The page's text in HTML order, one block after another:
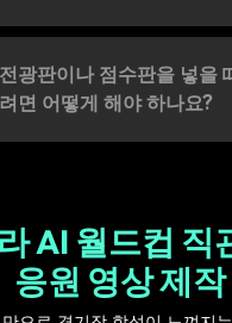
광판이나 점수판을 넣을
면 어떻게 해야 하나요?
AI 월드컵 직
응원 영상 제